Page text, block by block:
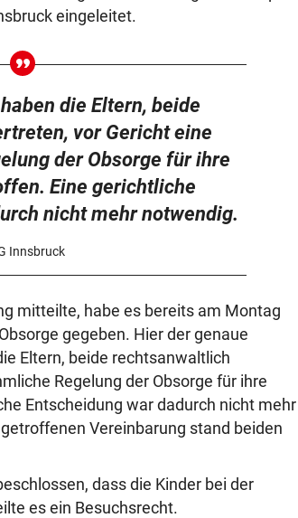
eingeleitet.
die Eltern, beide
vor Gericht eine
der Obsorge für ihre
Eine gerichtliche
nicht mehr notwendig.
Innsbruck
mitteilte, habe es bereits am Montag
gegeben. Hier der genaue
Eltern, beide rechtsanwaltlich
Regelung der Obsorge für ihre
Entscheidung war dadurch nicht mehr
Vereinbarung stand beiden
dass die Kinder bei der
es ein Besuchsrecht.